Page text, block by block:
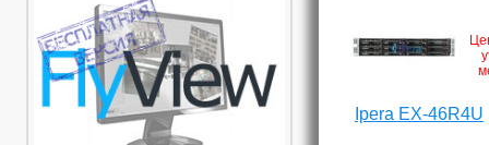
Ipera EX-46R4U